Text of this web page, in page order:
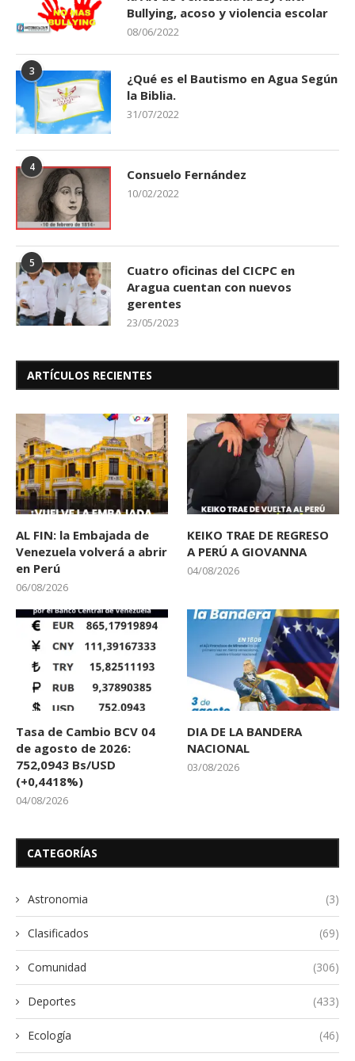
Bullying, acoso y violencia escolar
08/06/2022
3
¿Qué es el Bautismo en Agua Según
la Biblia.
31/07/2022
4 Consuelo Fernández
10/02/2022
5
Cuatro oficinas del CICPC en
Aragua cuentan con nuevos
gerentes
23/05/2023
ARTÍCULOS RECIENTES
AL FIN: la Embajada de
Venezuela volverá a abrir
en Perú
06/08/2026
KEIKO TRAE DE REGRESO
A PERÚ A GIOVANNA
04/08/2026
Tasa de Cambio BCV 04
de agosto de 2026:
752,0943 Bs/USD
(+0,4418%)
04/08/2026
DIA DE LA BANDERA
NACIONAL
03/08/2026
CATEGORÍAS
Astronomia (3)
Clasificados (69)
Comunidad (306)
Deportes (433)
Ecología (46)